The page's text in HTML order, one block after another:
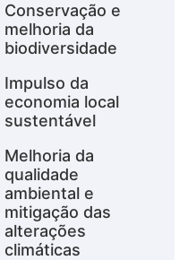
Conservação e
melhoria da
biodiversidade
Impulso da
economia local
sustentável
Melhoria da
qualidade
ambiental e
mitigação das
alterações
climáticas
Parques
Urbanos
Periurbanos
VER
MAIS
Ecozonas
MAIS
Gestão
e
Urbana